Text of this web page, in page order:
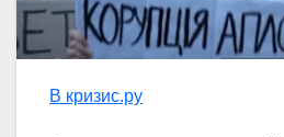
В кризис.ру